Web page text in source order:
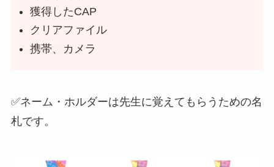
獲得したCAP
クリアファイル
携帯、カメラ
✅ネーム・ホルダーは先生に覚えてもらうための名
札です。